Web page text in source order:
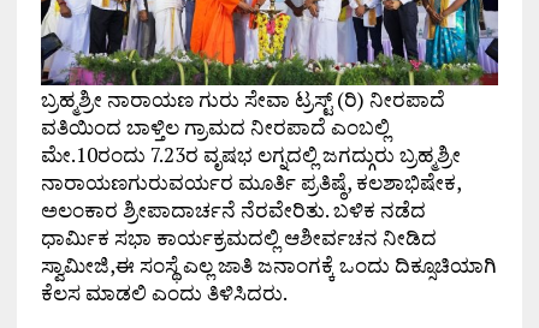
ಬ್ರಹ್ಮಶ್ರೀ ನಾರಾಯಣ ಗುರು ಸೇವಾ ಟ್ರಸ್ಟ್ (ರಿ) ನೀರಪಾದೆ
ವತಿಯಿಂದ ಬಾಳ್ತಿಲ ಗ್ರಾಮದ ನೀರಪಾದೆ ಎಂಬಲ್ಲಿ
ಮೇ.10ರಂದು 7.23ರ ವೃಷಭ ಲಗ್ನದಲ್ಲಿ ಜಗದ್ಗುರು ಬ್ರಹ್ಮಶ್ರೀ
ನಾರಾಯಣಗುರುವರ್ಯರ ಮೂರ್ತಿ ಪ್ರತಿಷ್ಠೆ, ಕಲಶಾಭಿಷೇಕ,
ಅಲಂಕಾರ ಶ್ರೀಪಾದಾರ್ಚನೆ ನೆರವೇರಿತು. ಬಳಿಕ ನಡೆದ
ಧಾರ್ಮಿಕ ಸಭಾ ಕಾರ್ಯಕ್ರಮದಲ್ಲಿ ಆಶೀರ್ವಚನ ನೀಡಿದ
ಸ್ವಾಮೀಜಿ,ಈ ಸಂಸ್ಥೆ ಎಲ್ಲ ಜಾತಿ ಜನಾಂಗಕ್ಕೆ ಒಂದು ದಿಕ್ಸೂಚಿಯಾಗಿ
ಕೆಲಸ ಮಾಡಲಿ ಎಂದು ತಿಳಿಸಿದರು.